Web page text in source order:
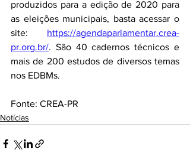
produzidos para a edição de 2020 para
as eleições municipais, basta acessar o
site: https://agendaparlamentar.crea-
pr.org.br/. São 40 cadernos técnicos e
mais de 200 estudos de diversos temas
nos EDBMs.
Fonte: CREA-PR
Notícias